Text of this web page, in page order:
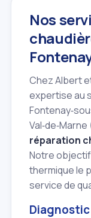
Nos
Chez Albert
expertise au
réparation
Notre
thermique le
service de